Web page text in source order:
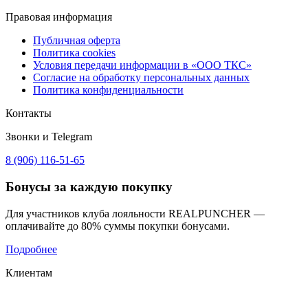
Правовая информация
Публичная оферта
Политика cookies
Условия передачи информации в «ООО ТКС»
Согласие на обработку персональных данных
Политика конфиденциальности
Контакты
Звонки и Telegram
8 (906) 116-51-65
Бонусы за каждую покупку
Для участников клуба лояльности REALPUNCHER —
оплачивайте до 80% суммы покупки бонусами.
Подробнее
Клиентам